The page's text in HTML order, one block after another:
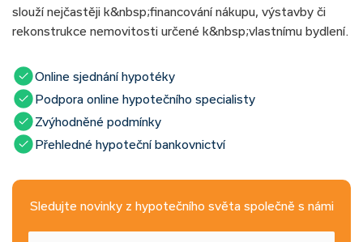
slouží nejčastěji k&nbsp;financování nákupu, výstavby či
rekonstrukce nemovitosti určené k&nbsp;vlastnímu bydlení.
Online sjednání hypotéky
Podpora online hypotečního specialisty
Zvýhodněné podmínky
Přehledné hypoteční bankovnictví
Sledujte novinky z hypotečního světa společně s námi